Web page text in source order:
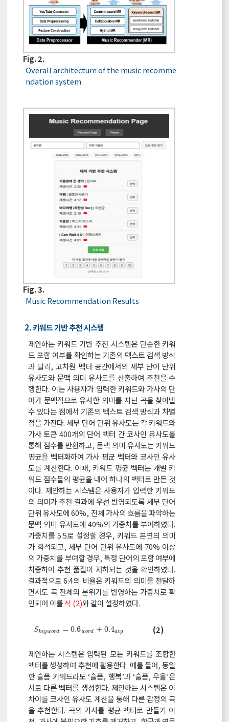
Fig. 2.
Overall architecture of the music recomme
ndation system
Fig. 3.
Music Recommendation Results
2. 키워드 기반 추천 시스템
제안하는 키워드 기반 추천 시스템은 단순한 키워
드 포함 여부를 확인하는 기존의 텍스트 검색 방식
과 달리, 고차원 벡터 공간에서의 세부 단어 단위
유사도와 문맥 의미 유사도를 산출하여 추천을 수
행한다. 이는 사용자가 입력한 키워드와 가사의 단
어가 문맥적으로 유사한 의미를 지닌 곡을 찾아낼
수 있다는 점에서 기존의 텍스트 검색 방식과 차별
점을 가진다. 세부 단어 단위 유사도는 각 키워드와
가사 토큰 400개의 단어 벡터 간 코사인 유사도를
통해 점수를 반환하고, 문맥 의미 유사도는 키워드
평균을 벡터화하여 가사 평균 벡터와 코사인 유사
도를 계산한다. 이때, 키워드 평균 벡터는 개별 키
워드 점수들의 평균을 내어 하나의 벡터로 만든 것
이다. 제안하는 시스템은 사용자가 입력한 키워드
의 의미가 추천 결과에 우선 반영되도록 세부 단어
단위 유사도에 60%, 전체 가사의 흐름을 파악하는
문맥 의미 유사도에 40%의 가중치를 부여하였다.
가중치를 5:5로 설정할 경우, 키워드 본연의 의미
가 희석되고, 세부 단어 단위 유사도에 70% 이상
의 가중치를 부여할 경우, 특정 단어의 포함 여부에
치중하여 추천 품질이 저하되는 것을 확인하였다.
결과적으로 6:4의 비율은 키워드의 의미를 전달하
면서도 곡 전체의 분위기를 반영하는 가중치로 확
인되어 이를식 (2)와 같이 설정하였다.
Skeyword = 0.6word + 0.4avg
Skeyword=0.6w ord+0.4 (2)
제안하는 시스템은 입력된 모든 키워드를 조합한
벡터를 생성하여 추천에 활용한다. 예를 들어, 동일
한 슬픔 키워드라도 ‘슬픔, 행복’과 ‘슬픔, 우울’은
서로 다른 벡터를 생성한다. 제안하는 시스템은 이
차이를 코사인 유사도 계산을 통해 다른 감정의 곡
을 추천한다. 곡의 가사를 평균 벡터로 만들기 이